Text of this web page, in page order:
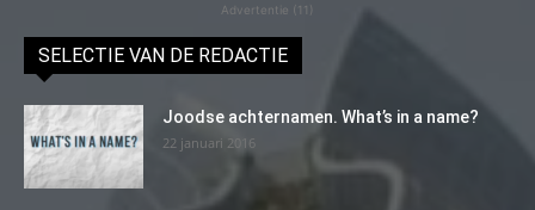
Advertentie (11)
SELECTIE VAN DE REDACTIE
Joodse achternamen. What’s in a name?
22 januari 2016